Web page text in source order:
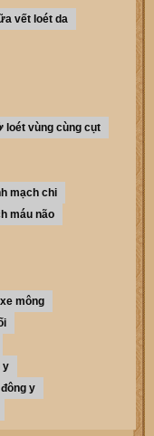
vết loét da
loét vùng cùng cụt
mạch chi
máu não
mông
y
y